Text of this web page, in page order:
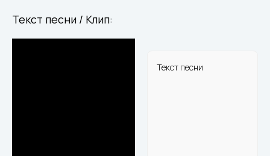
Текст песни / Клип:
Текст песни